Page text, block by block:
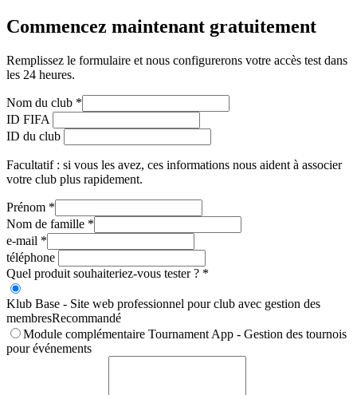
Commencez maintenant gratuitement
Remplissez le formulaire et nous configurerons votre accès test dans
les 24 heures.
Nom du club *
ID FIFA
ID du club
Facultatif : si vous les avez, ces informations nous aident à associer
votre club plus rapidement.
Prénom *
Nom de famille *
e-mail *
téléphone
Quel produit souhaiteriez-vous tester ? *
Klub Base - Site web professionnel pour club avec gestion des
membresRecommandé
Module complémentaire Tournament App - Gestion des tournois
pour événements